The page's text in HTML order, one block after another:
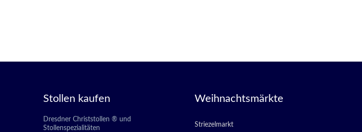
Stollen kaufen
Dresdner Christstollen ® und
Stollenspezialitäten
Weihnachtsmärkte
Striezelmarkt